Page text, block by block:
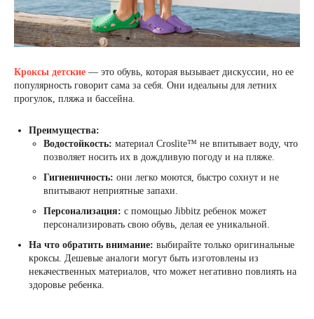
Кроксы детские — это обувь, которая вызывает дискуссии, но ее
популярность говорит сама за себя. Они идеальны для летних
прогулок, пляжа и бассейна.
Преимущества:
Водостойкость: материал Croslite™ не впитывает воду, что
позволяет носить их в дождливую погоду и на пляже.
Гигиеничность: они легко моются, быстро сохнут и не
впитывают неприятные запахи.
Персонализация: с помощью Jibbitz ребенок может
персонализировать свою обувь, делая ее уникальной.
На что обратить внимание: выбирайте только оригинальные
кроксы. Дешевые аналоги могут быть изготовлены из
некачественных материалов, что может негативно повлиять на
здоровье ребенка.